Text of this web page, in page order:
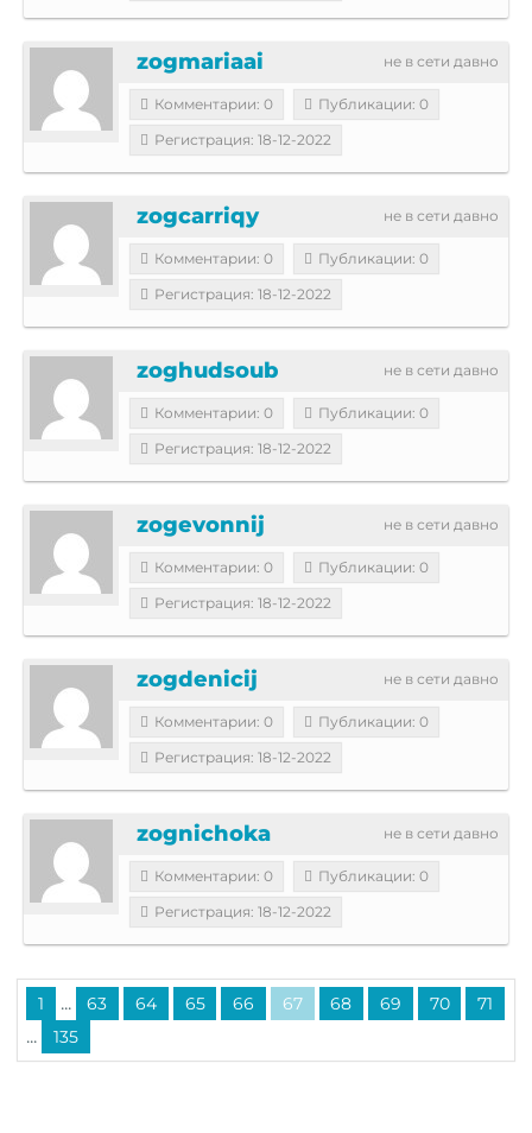
не в сети давно
zogmariaai
Комментарии: 0
Публикации: 0
Регистрация: 18-12-2022
не в сети давно
zogcarriqy
Комментарии: 0
Публикации: 0
Регистрация: 18-12-2022
не в сети давно
zoghudsoub
Комментарии: 0
Публикации: 0
Регистрация: 18-12-2022
не в сети давно
zogevonnij
Комментарии: 0
Публикации: 0
Регистрация: 18-12-2022
не в сети давно
zogdenicij
Комментарии: 0
Публикации: 0
Регистрация: 18-12-2022
не в сети давно
zognichoka
Комментарии: 0
Публикации: 0
Регистрация: 18-12-2022
1 ... 63 64 65 66 67 68 69 70 71
... 135